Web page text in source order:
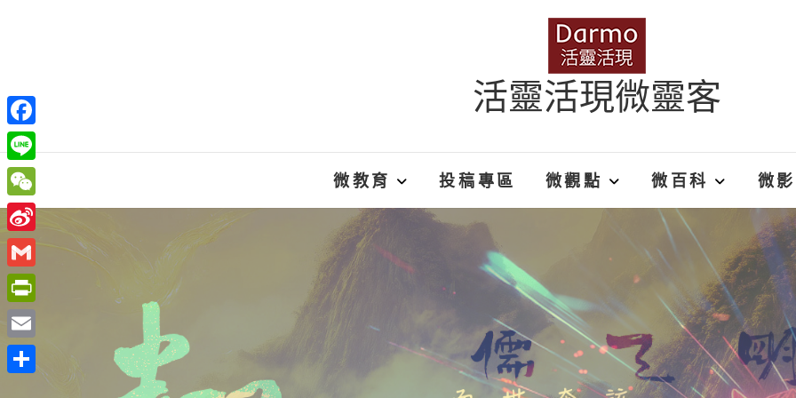
活靈活現微靈客
微教育 投稿專區 微觀點 微百科 微
F
a
c
e
b
o
o
k
L
i
n
e
W
e
C
h
a
t
S
i
n
a
W
G
m
a
P
r
i
E